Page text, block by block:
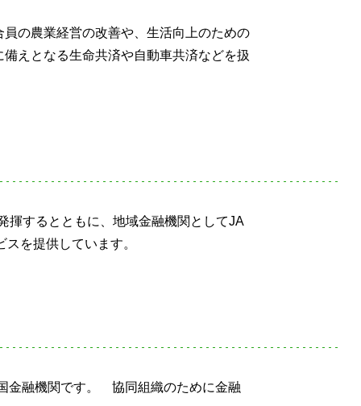
の農業経営の改善や、生活向上のための
えとなる生命共済や自動車共済などを扱
揮するとともに、地域金融機関としてJA
を提供しています。
金融機関です。 協同組織のために金融